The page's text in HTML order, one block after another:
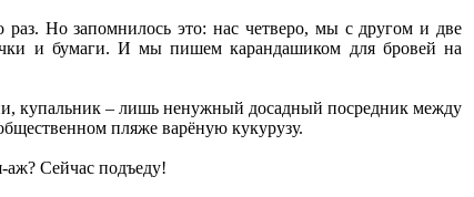
Но запомнилось это: нас четверо, мы с другом и две
и бумаги. И мы пишем карандашиком для бровей на
купальник – лишь ненужный досадный посредник между
пляже варёную кукурузу.
аж? Сейчас подъеду!